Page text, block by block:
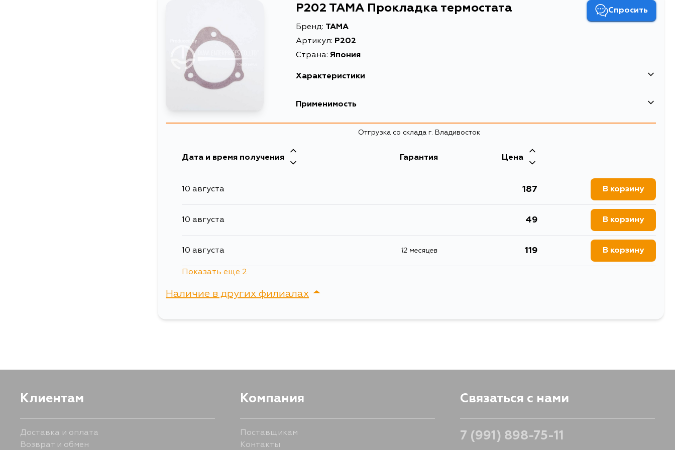
P202 TAMA Прокладка термостата Спросить
Бренд: TAMA
Артикул: P202
Страна: Япония
Характеристики
Описание
Применимость
Двигатель
B11, HB12, WB11, BM10, M10, VBM10, HN13, HNN13, N13, B13, B12, HNB12,
E15S, E15E, E13S, CA20S, CA20E,
GA16I, GA14S, E16S, E16I, E15T, CA18D,
E15ET, A14S, A12S, A10S
Отгрузка со склада г. Владивосток
Дата и время получения Гарантия Цена
10 августа 187 В корзину
10 августа 49 В корзину
10 августа 12 месяцев 119 В корзину
Показать еще 2
Наличие в других филиалах
Клиентам
Доставка и оплата
Возврат и обмен
Компания
Поставщикам
Контакты
Связаться с нами
7 (991) 898-75-11